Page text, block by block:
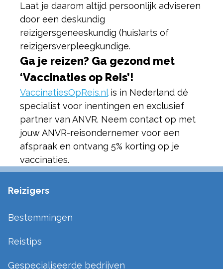
Laat je daarom altijd persoonlijk adviseren
door een deskundig
reizigersgeneeskundig (huis)arts of
reizigersverpleegkundige.
Ga je reizen? Ga gezond met
‘Vaccinaties op Reis’!
VaccinatiesOpReis.nl is in Nederland dé
specialist voor inentingen en exclusief
partner van ANVR. Neem contact op met
jouw ANVR-reisondernemer voor een
afspraak en ontvang 5% korting op je
vaccinaties.
Reizigers
Bestemmingen
Reistips
Gespecialiseerde bedrijven